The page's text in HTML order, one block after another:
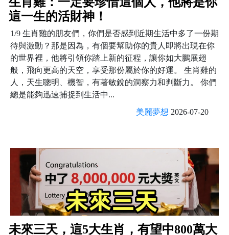
這一生的活財神！
1/9 生肖雞的朋友們，你們是否感到近期生活中多了一份期
待與激動？那是因為，有個要幫助你的貴人即將出現在你
的世界裡，他將引領你踏上新的征程，讓你如大鵬展翅
般，飛向更高的天空，享受那份屬於你的好運。 生肖雞的
人，天生聰明、機智，有著敏銳的洞察力和判斷力。 你們
總是能夠迅速捕捉到生活中...
美麗夢想 2026-07-20
未來三天，這5大生肖，有望中800萬大